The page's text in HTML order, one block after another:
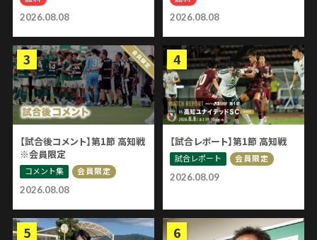
2026.08.08
2026.08.08
2026.08.08
【試合後コメント】第1節 高知戦
※会員限定
コメント集 会員限定
2026.08.09
【試合レポート】第1節 高知戦
試合レポート 会員限定